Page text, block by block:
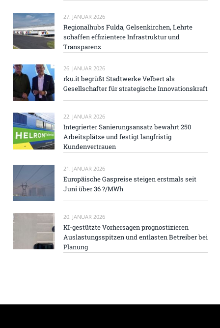
27. JANUAR 2026
Regionalhubs Fulda, Gelsenkirchen, Lehrte
schaffen effizientere Infrastruktur und
Transparenz
26. JANUAR 2026
rku.it begrüßt Stadtwerke Velbert als
Gesellschafter für strategische Innovationskraft
22. JANUAR 2026
Integrierter Sanierungsansatz bewahrt 250
Arbeitsplätze und festigt langfristig
Kundenvertrauen
21. JANUAR 2026
Europäische Gaspreise steigen erstmals seit
Juni über 36 ?/MWh
20. JANUAR 2026
KI-gestützte Vorhersagen prognostizieren
Auslastungsspitzen und entlasten Betreiber bei
Planung